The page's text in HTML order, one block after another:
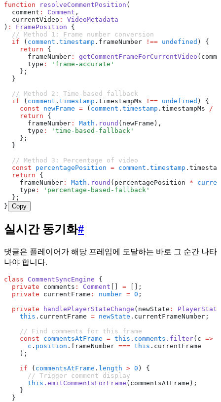
function resolveCommentPosition (
  comment
: Comment ,
  currentVideo
:
VideoMetadata
) : FramePosition {
  // Method 1: Frame number conversion
  if
( comment . timestamp .frameNumber !== undefined ) {
    return
{
      frameNumber
: getCommentFrameForCurrentVideo
      type
:
'frame-accurate'
    };
  }
  // Method 2: Time-based fallback
  if
( comment . timestamp .timestampMs !== undefined ) {
    const
newFrame = ( comment . timestamp .timestampMs /
    return
{
      frameNumber
: Math .round (newFrame) ,
      type
:
'time-based-fallback'
    };
  }
  // Method 3: Percentage of video
  const
percentagePosition = comment . timestamp
  return
{
    frameNumber
: Math .round (percentagePosition *
    type
:
'percentage-based-fallback'
  };
} Copy
실시간 동기화#
댓글은 플레이어가 해당 프레임에 도달하는 바로 그 순간 나타
나야 합니다.
class CommentSyncEngine {
  private
comments : Comment [] = [];
  private
currentFrame : number = 0 ;
  private
handlePlayerStateChange (newState :
PlayerState
    this
.currentFrame = newState .currentFrameNumber;
    // Find comments for this frame
    const
commentsAtFrame = this . comments .filter(c =>
      c
. position .frameNumber === this .currentFrame
    );
    if
( commentsAtFrame . length > 0 ) {
      // Trigger comment display
      this
.emitCommentsForFrame (commentsAtFrame);
    }
  }